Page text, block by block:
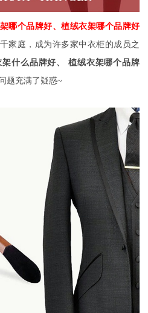
哪个品牌好、 植绒衣架哪个品牌好
家庭，成为许多家中衣柜的成员之
什么品牌好、
植绒衣架哪个品牌
题充满了疑惑~